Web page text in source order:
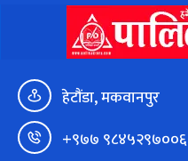
हेटौंडा, मकवानपुर
+९७७ ९८४५२९७००६